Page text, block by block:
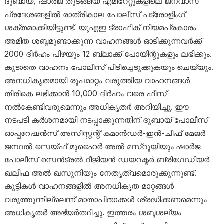
പ്രദേശങ്ങളിൽ രാത്രികാല പോലീസ് പട്രോളിംഗ്
ശക്തമാക്കിയിട്ടുണ്ട്. യുഎഇ ട്രാഫിക് നിയമപ്രകാരം
അമിത ശബ്ദമുണ്ടാക്കുന്ന വാഹനങ്ങൾ ഓടിക്കുന്നവർക്ക്
2000 ദിർഹം പിഴയും 12 ബ്ലാക്ക് പോയിന്റുകളും ലഭിക്കും.
കൂടാതെ വാഹനം പോലീസ് പിടിച്ചെടുക്കുകയും ചെയ്യും.
അനധികൃതമായി രൂപമാറ്റം വരുത്തിയ വാഹനങ്ങൾ
തിരികെ ലഭിക്കാൻ 10,000 ദിർഹം വരെ ഫീസ്
നൽകേണ്ടിവരുമെന്നും അധികൃതർ അറിയിച്ചു. ഈ
നടപടി കർശനമായി നടപ്പാക്കുന്നതിന് ദുബായ് പോലീസ്
ഓപ്പറേഷൻസ് അസിസ്റ്റന്റ് കമാൻഡർ-ഇൻ-ചീഫ് മേജർ
ജനറൽ സെയ്ഫ് മുഹൈർ അൽ മസ്‌റൂയിയും ഷാർജ
പോലീസ് സെൻട്രൽ റീജിയൻ ഡയറക്ടർ ബ്രിഗേഡിയർ
ഖലീഫ അൽ ഖസൂനിയും നേതൃത്വമൊരുക്കുന്നുണ്ട്.
കുട്ടികൾ വാഹനങ്ങളിൽ അനധികൃത മാറ്റങ്ങൾ
വരുത്തുന്നില്ലെന്ന് മാതാപിതാക്കൾ ശ്രദ്ധിക്കണമെന്നും
അധികൃതർ അഭ്യർത്ഥിച്ചു. ഇത്തരം ശബ്ദശല്യം